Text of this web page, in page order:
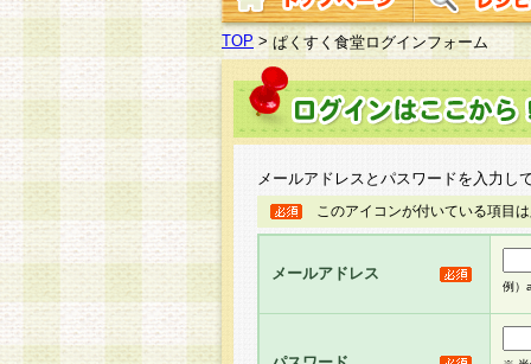
TOP >ぱくすく食堂ログインフォーム
メールアドレスとパスワードを入力し
このアイコンが付いている項目
メールアドレス
例）